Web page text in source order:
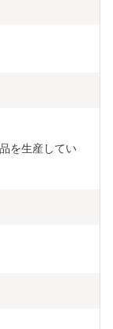
を生産してい